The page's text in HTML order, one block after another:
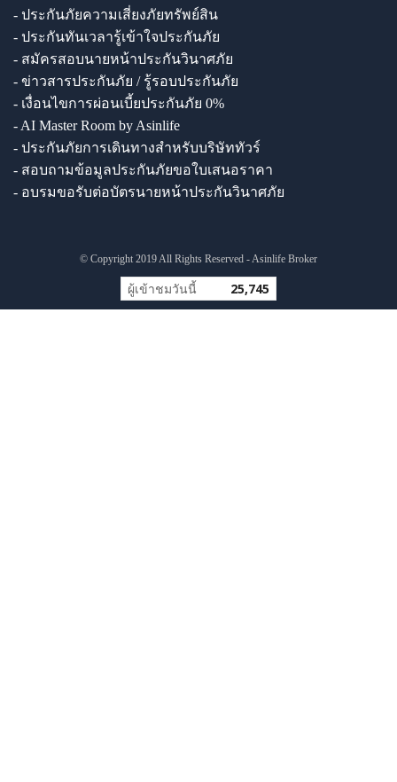
- ประกันภัยความเสี่ยงภัยทรัพย์สิน
- ประกันทันเวลารู้เข้าใจประกันภัย
- สมัครสอบนายหน้าประกันวินาศภัย
- ข่าวสารประกันภัย / รู้รอบประกันภัย
- เงื่อนไขการผ่อนเบี้ยประกันภัย 0%
- AI Master Room by Asinlife
- ประกันภัยการเดินทางสำหรับบริษัททัวร์
- สอบถามข้อมูลประกันภัยขอใบเสนอราคา
- อบรมขอรับต่อบัตรนายหน้าประกันวินาศภัย
© Copyright 2019 All Rights Reserved - Asinlife Broker
ผู้เข้าชมวันนี้ 25,745